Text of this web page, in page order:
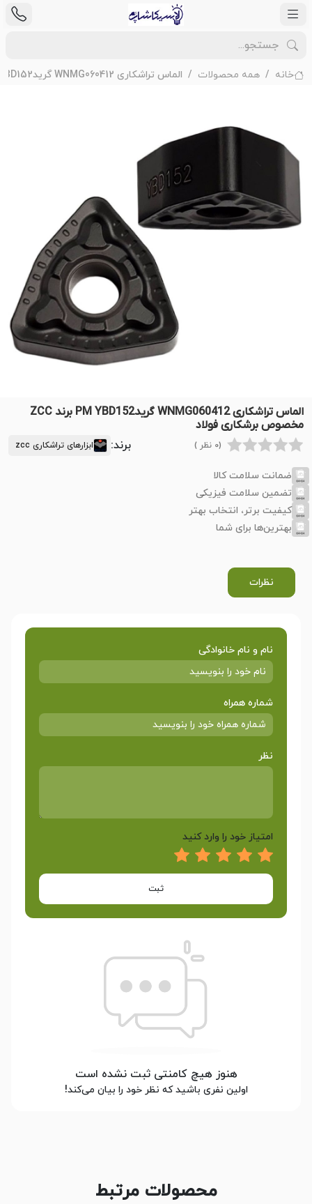
خانه همه محصولات الماس تراشکاری WNMG060412 گریدPM YBD152 برند ZCC مخصوص برشکاری فولاد
الماس تراشکاری WNMG060412 گریدPM YBD152 برند ZCC
مخصوص برشکاری فولاد
(0 نظر ) برند: ابزارهای تراشکاری zcc
ضمانت سلامت کالا
تضمین سلامت فیزیکی
کیفیت برتر، انتخاب بهتر
بهترین‌ها برای شما
نظرات
نام و نام خانوادگی
شماره همراه
نظر
امتیاز خود را وارد کنید
ثبت
هنوز هیچ کامنتی ثبت نشده است
اولین نفری باشید که نظر خود را بیان می‌کند!
محصولات مرتبط